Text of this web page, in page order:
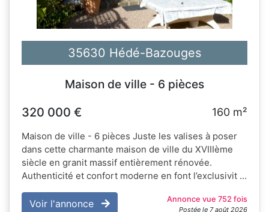
35630 Hédé-Bazouges
Maison de ville - 6 pièces
320 000 €
160 m²
Maison de ville - 6 pièces Juste les valises à poser
dans cette charmante maison de ville du XVIIIème
siècle en granit massif entièrement rénovée.
Authenticité et confort moderne en font l’exclusivit ...
Voir l'annonce Annonce vue 752 fois
Postée le 7 août 2026